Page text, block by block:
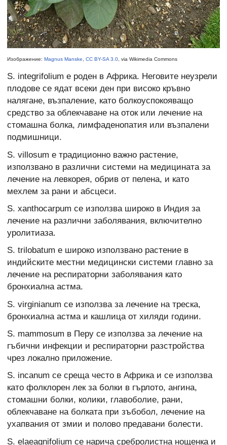
Изображение: Magnus Manske CC BY-SA 3.0 , via Wikimedia Commons
S. integrifolium е роден в Африка. Неговите неузрели
плодове се ядат всеки ден при високо кръвно
налягане, възпаление, като болкоуспокояващо
средство за облекчаване на оток или лечение на
стомашна болка, лимфаденопатия или възпалени
подмишници.
S. villosum е традиционно важно растение,
използвано в различни системи на медицината за
лечение на левкорея, обрив от пелена, и като
мехлем за рани и абсцеси.
S. xanthocarpum се използва широко в Индия за
лечение на различни заболявания, включително
уролитиаза.
S. trilobatum е широко използвано растение в
индийските местни медицински системи главно за
лечение на респираторни заболявания като
бронхиална астма.
S. virginianum се използва за лечение на треска,
бронхиална астма и кашлица от хиляди години.
S. mammosum в Перу се използва за лечение на
гъбични инфекции и респираторни разстройства
чрез локално приложение.
S. incanum се среща често в Африка и се използва
като фолклорен лек за болки в гърлото, ангина,
стомашни болки, колики, главоболие, рани,
облекчаване на болката при зъбобол, лечение на
ухапвания от змии и полово предавани болести.
S. elaeagnifolium се нарича сребролистна нощенка и